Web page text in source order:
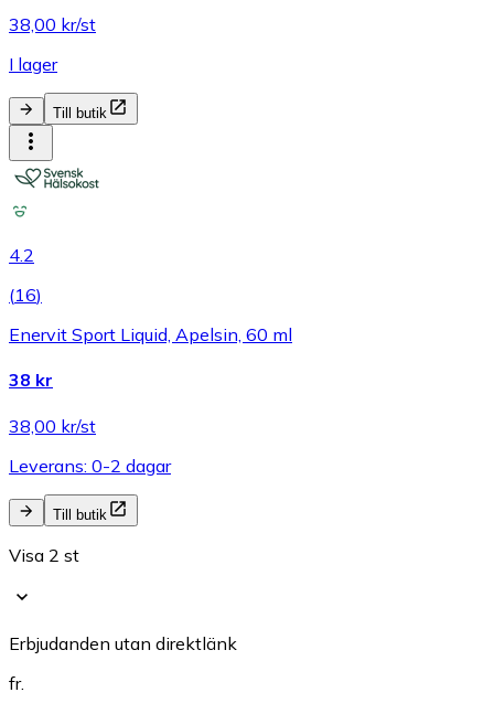
38,00 kr/st
I lager
Till butik
4.2
(16)
Enervit Sport Liquid, Apelsin, 60 ml
38 kr
38,00 kr/st
Leverans: 0-2 dagar
Till butik
Visa 2 st
Erbjudanden utan direktlänk
fr.